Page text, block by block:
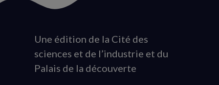
Animation
du
logo
Une édition de la Cité des
sciences et de l’industrie et du
Palais de la découverte